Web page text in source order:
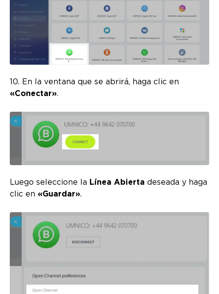
10. En la ventana que se abrirá, haga clic en
«Conectar».
Luego seleccione la Línea Abierta deseada y haga
clic en «Guardar».